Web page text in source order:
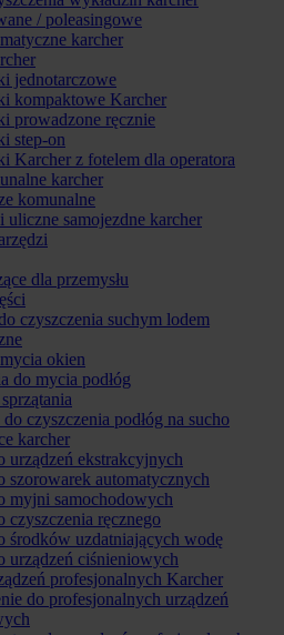
/ poleasingowe
karcher
jednotarczowe
kompaktowe Karcher
prowadzone ręcznie
step-on
Karcher z fotelem dla operatora
karcher
komunalne
uliczne samojezdne karcher
dla przemysłu
czyszczenia suchym lodem
okien
do mycia podłóg
czyszczenia podłóg na sucho
karcher
urządzeń ekstrakcyjnych
szorowarek automatycznych
myjni samochodowych
czyszczenia ręcznego
środków uzdatniających wodę
urządzeń ciśnieniowych
profesjonalnych Karcher
do profesjonalnych urządzeń